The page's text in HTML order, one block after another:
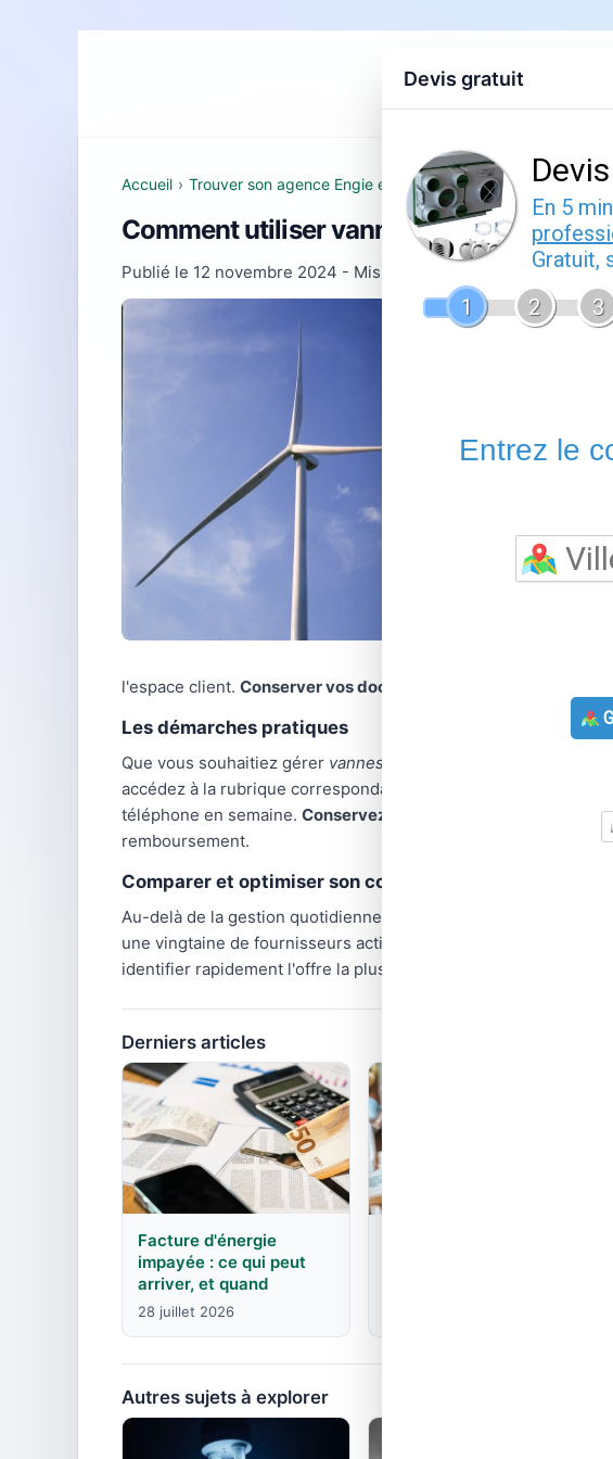
Accueil Devis gratuit
Accueil › Trouver son agence Engie et comprendre ses offres ›
Comment utiliser vannes : guide pratique
Publié le 12 novembre 2024 - Mis à jour le
22 février 2026
Vannes est un
Bien
contrat
Tout savoir
gestion des
premier outil
téléphonique .
Les
changements
l'espace client. Conserver vos documents (factures, contrats,
Les démarches pratiques
Que vous souhaitiez gérer vannes
accédez à la rubrique correspondante et suivez les
téléphone en semaine. Conservez toujours une trace écrite
remboursement.
Comparer et optimiser son contrat d'énergie
Au-delà de la gestion quotidienne,
une vingtaine de fournisseurs actifs, avec des écarts tarifaires
identifier rapidement l'offre la plus avantageuse pour votre
Derniers articles
Facture d'énergie
impayée : ce qui peut
arriver, et quand
28 juillet 2026
Autres sujets à explorer
Devis gratuit